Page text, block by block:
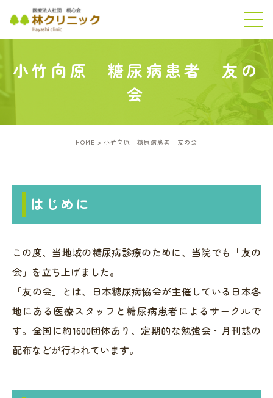
小竹向原 糖尿病患者 友の
会
HOME 小竹向原 糖尿病患者 友の会
はじめに
この度、当地域の糖尿病診療のために、当院でも「友の
会」を立ち上げました。
「友の会」とは、日本糖尿病協会が主催している日本各
地にある医療スタッフと糖尿病患者によるサークルで
す。全国に約1600団体あり、定期的な勉強会・月刊誌の
配布などが行われています。